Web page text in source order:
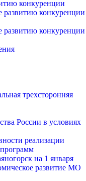
конкуренции
развитию конкуренции
развитию конкуренции
трехсторонняя
России в условиях
реализации
на 1 января
развитие МО